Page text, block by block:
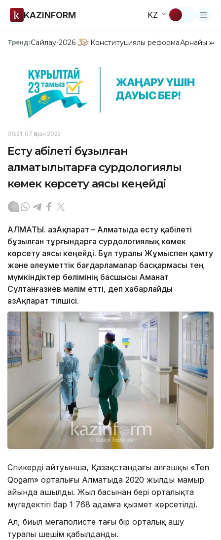
KAZINFORM KZ
Тренд:Сайлау-2026 Конституциялық реформаАрнайы
06:21, 07 Қазан 2022
Есту қабілеті бұзылған
алматылықтарға сурдологиялық
көмек көрсету аясы кеңейді
АЛМАТЫ. ҚазАқпарат – Алматыда есту қабілеті
бұзылған тұрғындарға сурдологиялық көмек
көрсету аясы кеңейді. Бұл туралы Жұмыспен қамту
және әлеуметтік бағдарламалар басқармасы тең
мүмкіндіктер бөлімінің басшысы Аманат
Сұлтанғазиев мәлім етті, деп хабарлайды
ҚазАқпарат тілшісі.
Спикердің айтуынша, Қазақстандағы алғашқы «Ten
Qogam» орталығы Алматыда 2020 жылдың мамыр
айында ашылды. Жыл басынан бері орталықта
мүгедектігі бар 1 768 адамға қызмет көрсетілді.
Ал, биыл мегаполисте тағы бір орталық ашу
туралы шешім қабылданды.